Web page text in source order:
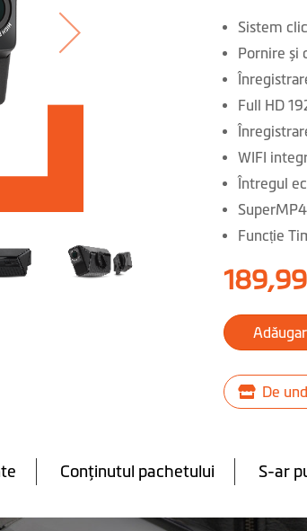
Sistem
Pornire și
Full HD
WIFI
Întregul
SuperMP4
Funcție
De
Conţinutul pachetului S-ar